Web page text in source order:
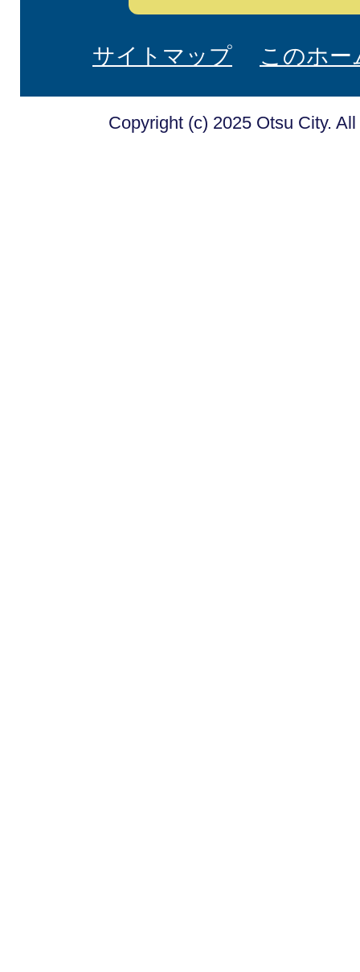
サイトマップ このホ
Copyright (c) 2025 Otsu City.